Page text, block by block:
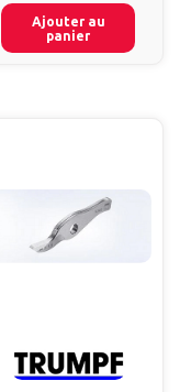
Ajouter au
panier